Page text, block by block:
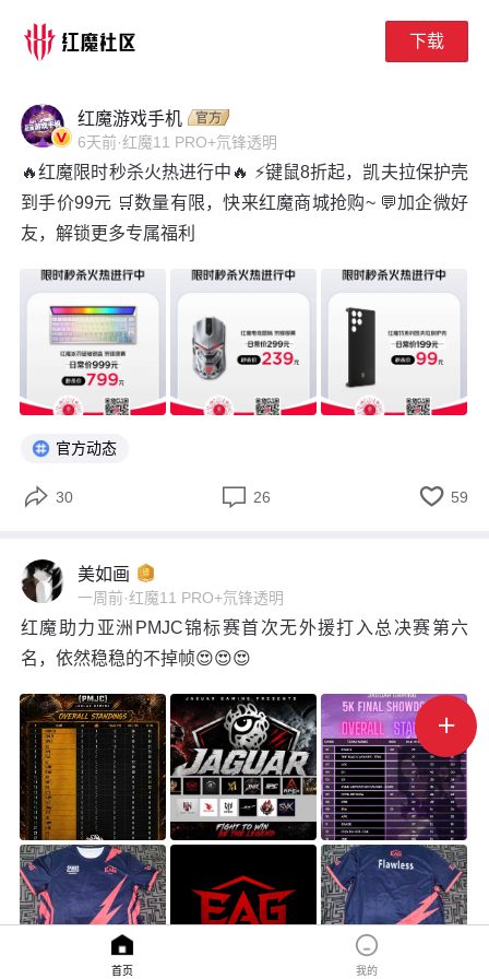
下载
红魔游戏手机
6天前·红魔11 PRO+氘锋透明
🔥红魔限时秒杀火热进行中🔥 ⚡键鼠8折起，凯夫拉保护壳
到手价99元 🛒数量有限，快来红魔商城抢购~ 💬加企微好
友，解锁更多专属福利
官方动态
 30  26  59
美如画
一周前·红魔11 PRO+氘锋透明
红魔助力亚洲PMJC锦标赛首次无外援打入总决赛第六
名，依然稳稳的不掉帧😍😍😍

首页 我的